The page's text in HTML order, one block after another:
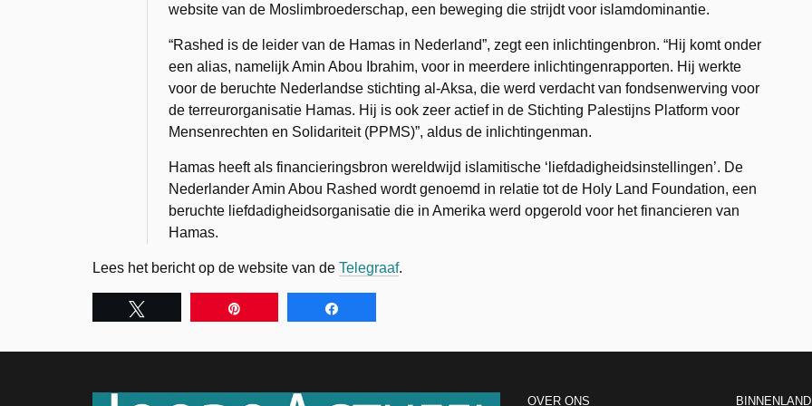
website van de Moslimbroederschap, een beweging die strijdt voor islamdominantie.
“Rashed is de leider van de Hamas in Nederland”, zegt een inlichtingenbron. “Hij komt onder
een alias, namelijk Amin Abou Ibrahim, voor in meerdere inlichtingenrapporten. Hij werkte
voor de beruchte Nederlandse stichting al-Aksa, die werd verdacht van fondsenwerving voor
de terreurorganisatie Hamas. Hij is ook zeer actief in de Stichting Palestijns Platform voor
Mensenrechten en Solidariteit (PPMS)”, aldus de inlichtingenman.
Hamas heeft als financieringsbron wereldwijd islamitische ‘liefdadigheidsinstellingen’. De
Nederlander Amin Abou Rashed wordt genoemd in relatie tot de Holy Land Foundation, een
beruchte liefdadigheidsorganisatie die in Amerika werd opgerold voor het financieren van
Hamas.
Lees het bericht op de website van de Telegraaf.
OVER ONS BINNENLAND